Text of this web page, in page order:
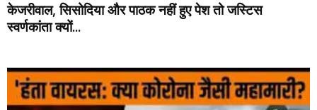
केजरीवाल, सिसोदिया और पाठक नहीं हुए पेश तो जस्‍ट‍िस
स्‍वर्णकांता क्‍यों...